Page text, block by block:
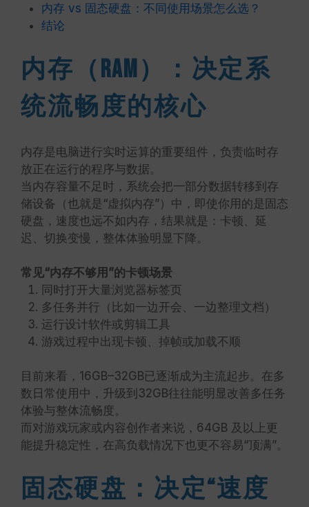
内存 vs 固态硬盘：不同使用场景怎么选？
结论
内存（RAM）：决定系
统流畅度的核心
内存是电脑进行实时运算的重要组件，负责临时存
放正在运行的程序与数据。
当内存容量不足时，系统会把一部分数据转移到存
储设备（也就是“虚拟内存”）中，即使你用的是固态
硬盘，速度也远不如内存，结果就是：卡顿、延
迟、切换变慢，整体体验明显下降。
常见“内存不够用”的卡顿场景
同时打开大量浏览器标签页
多任务并行（比如一边开会、一边整理文档）
运行设计软件或剪辑工具
游戏过程中出现卡顿、掉帧或加载不顺
目前来看，16GB–32GB已逐渐成为主流起步。在多
数日常使用中，升级到32GB往往能明显改善多任务
体验与整体流畅度。
而对游戏玩家或内容创作者来说，64GB 及以上更
能提升稳定性，在高负载情况下也更不容易“顶满”。
固态硬盘：决定“速度